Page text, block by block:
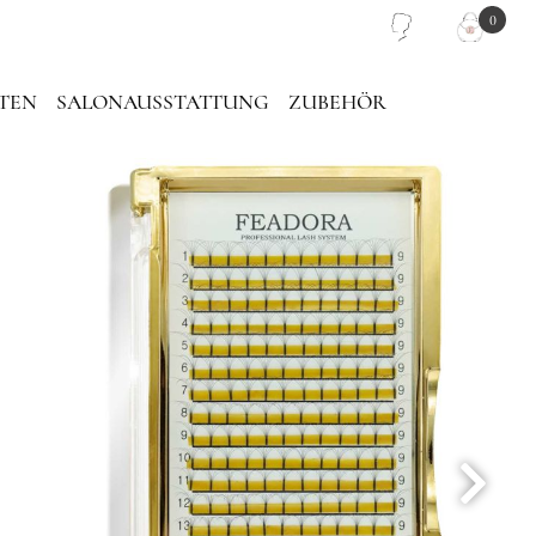
SALONAUSSTATTUNG
PINZETTEN TASCHE TRAGETASCHE
ZUBEHÖR
LASH PLATTEN
0